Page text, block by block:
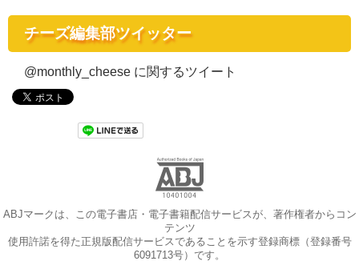
チーズ編集部ツイッター
@monthly_cheese に関するツイート
ABJマークは、この電子書店・電子書籍配信サービスが、著作権者からコン
テンツ
使用許諾を得た正規版配信サービスであることを示す登録商標（登録番号
6091713号）です。